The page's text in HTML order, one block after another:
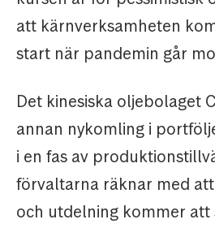
att kärnverksamheten
start när pandemin går
Det kinesiska oljebolaget
annan nykomling i
i en fas av
förvaltarna räknar med
och utdelning kommer att